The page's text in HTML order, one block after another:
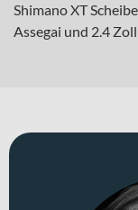
Shimano XT
Assegai und 2.4